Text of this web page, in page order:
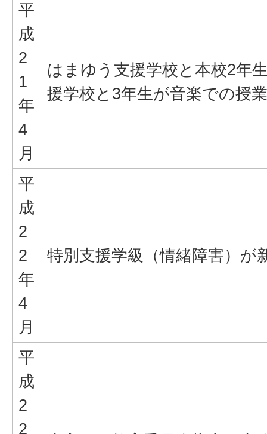
平
成
2
1
年
4
月
はまゆう支援学校と本校2年
援学校と3年生が音楽での授
平
成
2
2
年
4
月
特別支援学級（情緒障害）が
平
成
2
2